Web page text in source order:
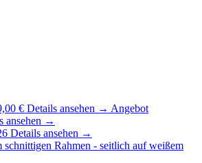
€ Details ansehen → Angebot
ansehen →
Details ansehen →